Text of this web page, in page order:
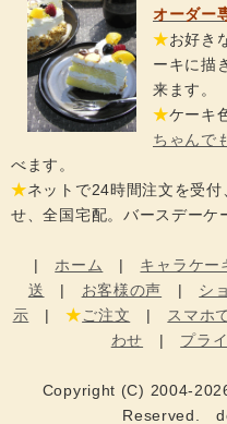
オーダー
★お好き
ーキに描
来ます。
★ケーキ
ちゃんで
べます。
★ネットで24時間注文を受
せ、全国宅配。バースデーケ
|ホーム | キャラケー
送 | お客様の声 | シ
示 |★ご注文 | スマホ
わせ | プラ
Copyright (C) 2004-
Reserved.